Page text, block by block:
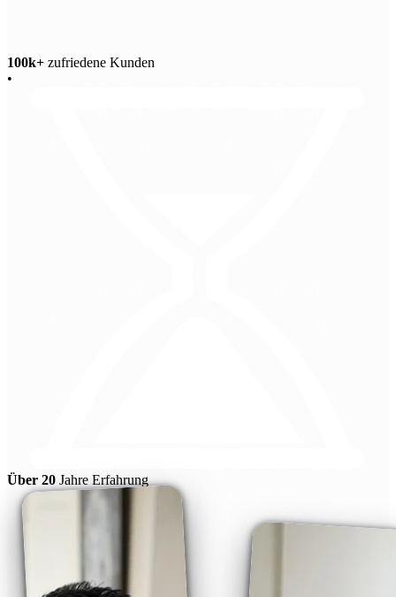
100k+ zufriedene Kunden
•
Über 20 Jahre Erfahrung